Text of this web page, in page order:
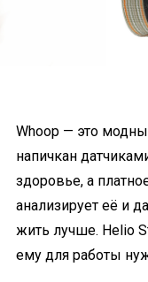
Whoop — это
напичкан
здоровье, а
анализирует её и
жить лучше. Helio
ему для работы